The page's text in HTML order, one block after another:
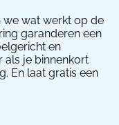
we wat werkt op de
garanderen een
en
als je binnenkort
En laat gratis een